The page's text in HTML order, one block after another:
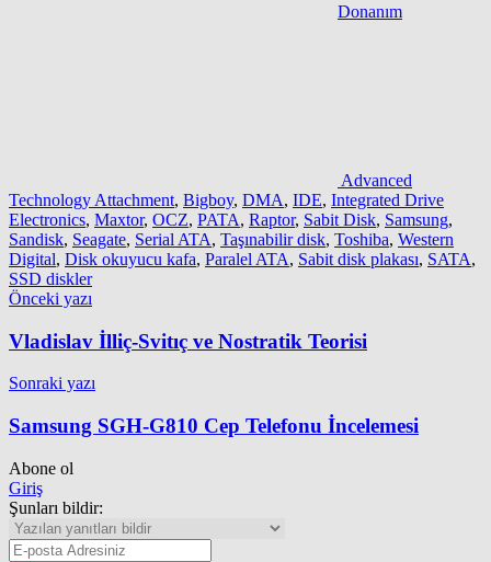
Donanım
Advanced
Technology Attachment, Bigboy, DMA, IDE, Integrated Drive
Electronics, Maxtor, OCZ, PATA, Raptor, Sabit Disk, Samsung,
Sandisk, Seagate, Serial ATA, Taşınabilir disk, Toshiba, Western
Digital, Disk okuyucu kafa, Paralel ATA, Sabit disk plakası, SATA,
SSD diskler
Yazı
gezinmesi
Önceki yazı
Vladislav İlliç-Svitıç ve Nostratik Teorisi
Sonraki yazı
Samsung SGH-G810 Cep Telefonu İncelemesi
Abone ol
Giriş
Şunları bildir: